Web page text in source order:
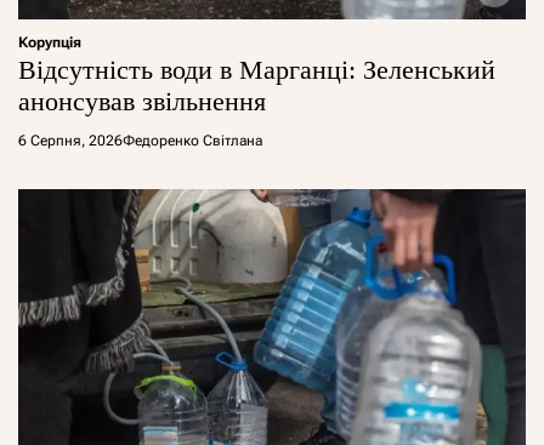
Корупція
Відсутність води в Марганці: Зеленський
анонсував звільнення
6 Серпня, 2026Федоренко Світлана